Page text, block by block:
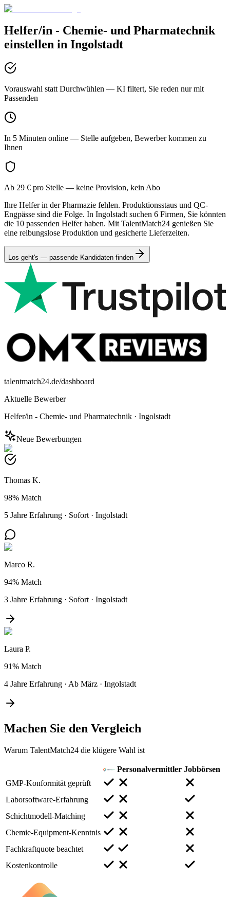
Helfer/in - Chemie- und Pharmatechnik
einstellen in Ingolstadt
Vorauswahl statt Durchwühlen — KI filtert, Sie reden nur mit
Passenden
In 5 Minuten online — Stelle aufgeben, Bewerber kommen zu
Ihnen
Ab 29 € pro Stelle — keine Provision, kein Abo
Ihre Helfer in der Pharmazie fehlen. Produktionsstaus und QC-
Engpässe sind die Folge. In Ingolstadt suchen 6 Firmen, Sie könnten
die 10 passenden Helfer haben. Mit TalentMatch24 genießen Sie
eine reibungslose Produktion und gesicherte Lieferzeiten.
Los geht's — passende Kandidaten finden
talentmatch24.de/dashboard
Aktuelle Bewerber
Helfer/in - Chemie- und Pharmatechnik · Ingolstadt
Neue Bewerbungen
Thomas K.
98% Match
5 Jahre Erfahrung · Sofort · Ingolstadt
Marco R.
94% Match
3 Jahre Erfahrung · Sofort · Ingolstadt
Laura P.
91% Match
4 Jahre Erfahrung · Ab März · Ingolstadt
Machen Sie den Vergleich
Warum TalentMatch24 die klügere Wahl ist
Personalvermittler Jobbörsen
GMP-Konformität geprüft
Laborsoftware-Erfahrung
Schichtmodell-Matching
Chemie-Equipment-Kenntnis
Fachkraftquote beachtet
Kostenkontrolle